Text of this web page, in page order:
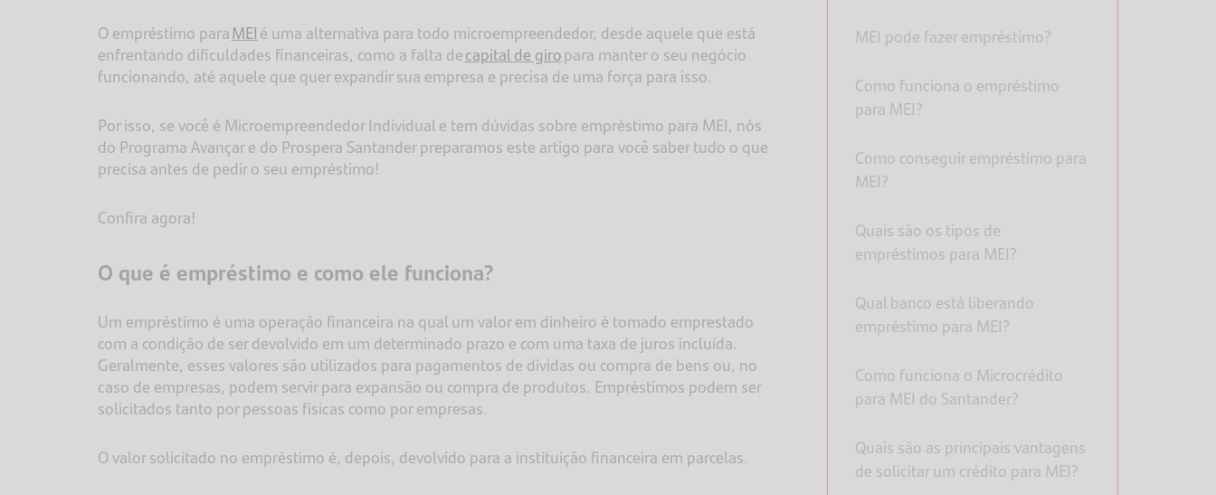
O empréstimo paraMEIé uma alternativa para todo microempreendedor, desde aquele que está
enfrentando dificuldades financeiras, como a falta decapital de giropara manter o seu negócio
funcionando, até aquele que quer expandir sua empresa e precisa de uma força para isso.
Por isso, se você é Microempreendedor Individual e tem dúvidas sobre empréstimo para MEI, nós
do Programa Avançar e do Prospera Santander preparamos este artigo para você saber tudo o que
precisa antes de pedir o seu empréstimo!
Confira agora!
O que é empréstimo e como ele funciona?
Um empréstimo é uma operação financeira na qual um valor em dinheiro é tomado emprestado
com a condição de ser devolvido em um determinado prazo e com uma taxa de juros incluída.
Geralmente, esses valores são utilizados para pagamentos de dívidas ou compra de bens ou, no
caso de empresas, podem servir para expansão ou compra de produtos. Empréstimos podem ser
solicitados tanto por pessoas físicas como por empresas.
O valor solicitado no empréstimo é, depois, devolvido para a instituição financeira em parcelas.
MEI pode fazer empréstimo?
Como funciona o empréstimo
para MEI?
Como conseguir empréstimo para
MEI?
Quais são os tipos de
empréstimos para MEI?
Qual banco está liberando
empréstimo para MEI?
Como funciona o Microcrédito
para MEI do Santander?
Quais são as principais vantagens
de solicitar um crédito para MEI?